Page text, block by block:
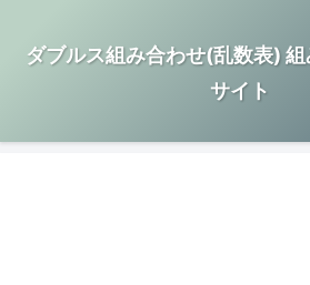
ダブルス組み合わせ(乱数表)
サイト